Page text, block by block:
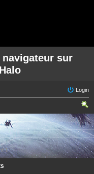
sur
Login
ear
ch
1